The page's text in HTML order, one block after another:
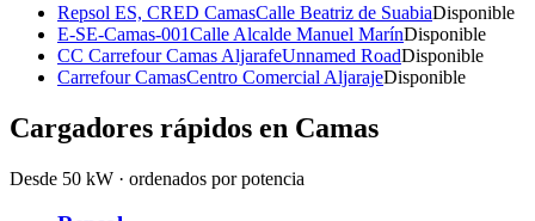
Repsol ES, CRED CamasCalle Beatriz de SuabiaDisponible
E-SE-Camas-001Calle Alcalde Manuel MarínDisponible
CC Carrefour Camas AljarafeUnnamed RoadDisponible
Carrefour CamasCentro Comercial AljarajeDisponible
Cargadores rápidos en Camas
Desde 50 kW · ordenados por potencia